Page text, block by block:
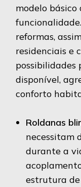
modelo
reformas,
residenciais e
possibilidades
disponível,
conforto
Roldanas
necessitam
durante a
estrutura